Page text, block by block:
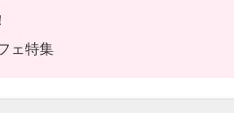
ェ特集